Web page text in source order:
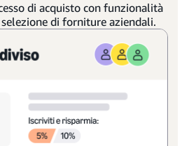
di acquisto con funzionalità
selezione di forniture aziendali.